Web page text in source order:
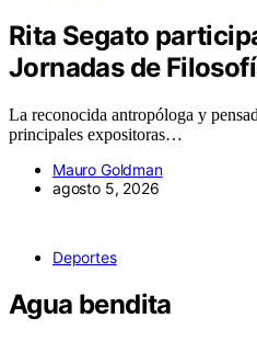
Rita Segato
Jornadas de
La reconocida antropóloga y
principales expositoras…
Mauro Goldman
agosto 5, 2026
Deportes
Agua bendita